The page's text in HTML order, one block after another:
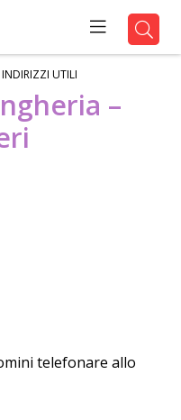
INDIRIZZI UTILI
–
telefonare allo